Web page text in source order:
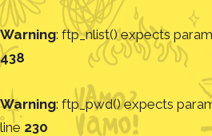
Warning: ftp_nlist() expects
438
Warning: ftp_pwd() expects
line 230